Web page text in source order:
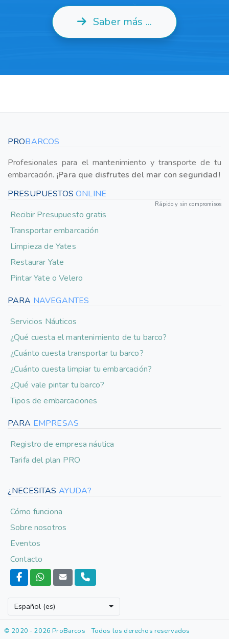
Saber más ...
PROBARCOS
Profesionales para el mantenimiento y transporte de tu
embarcación. ¡Para que disfrutes del mar con seguridad!
PRESUPUESTOSONLINE
Rápido y sin compromisos
Recibir Presupuesto gratis
Transportar embarcación
Limpieza de Yates
Restaurar Yate
Pintar Yate o Velero
PARA NAVEGANTES
Servicios Náuticos
¿Qué cuesta el mantenimiento de tu barco?
¿Cuánto cuesta transportar tu barco?
¿Cuánto cuesta limpiar tu embarcación?
¿Qué vale pintar tu barco?
Tipos de embarcaciones
PARA EMPRESAS
Registro de empresa náutica
Tarifa del plan PRO
¿NECESITAS AYUDA?
Cómo funciona
Sobre nosotros
Eventos
Contacto
Español (es)
© 2020 - 2026 ProBarcos
Todos los derechos reservados